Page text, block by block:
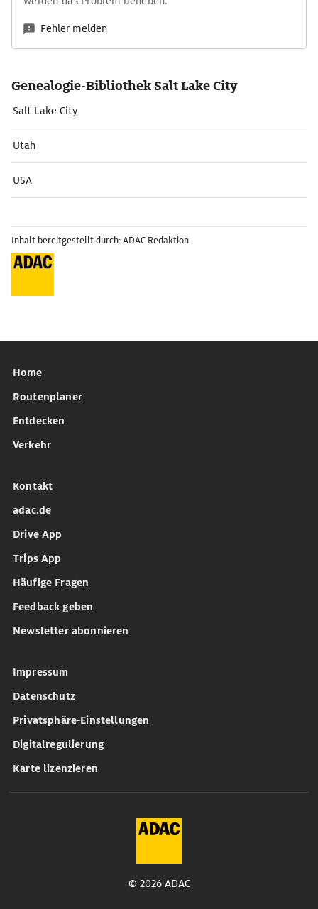
Fehler melden
Genealogie-Bibliothek Salt Lake City
Salt Lake City
Utah
USA
Inhalt bereitgestellt durch: ADAC Redaktion
Home
Routenplaner
Entdecken
Verkehr
Kontakt
adac.de
Drive App
Trips App
Häufige Fragen
Feedback geben
Newsletter abonnieren
Impressum
Datenschutz
Privatsphäre-Einstellungen
Digitalregulierung
Karte lizenzieren
© 2026 ADAC